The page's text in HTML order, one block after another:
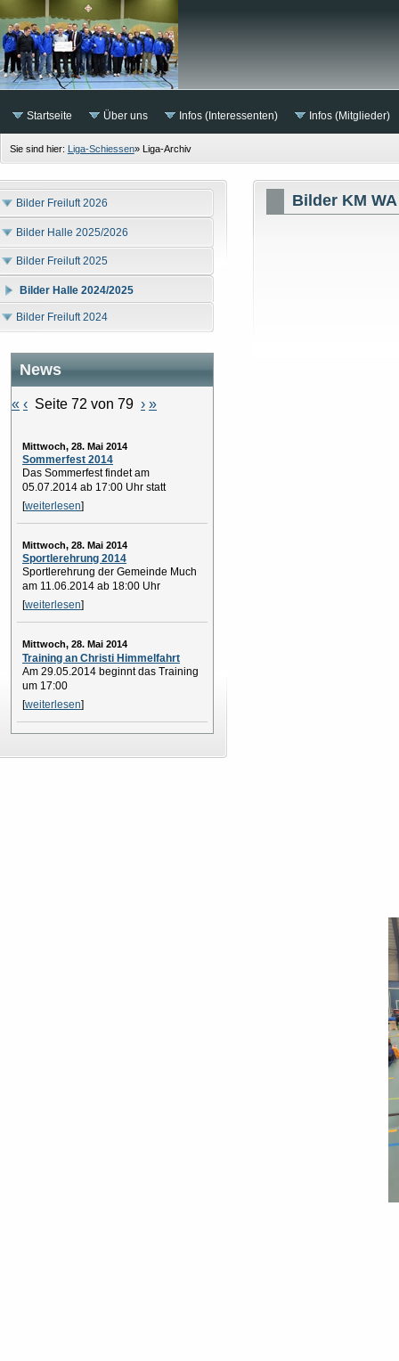
Startseite Über uns Infos (Interessenten) Infos (Mitglieder)
Sie sind hier: Liga-Schiessen» Liga-Archiv
Bilder Freiluft 2026
Bilder Halle 2025/2026
Bilder Freiluft 2025
Bilder Halle 2024/2025
Bilder Freiluft 2024
News
« ‹ Seite 72 von 79 › »
Mittwoch, 28. Mai 2014
Sommerfest 2014
Das Sommerfest findet am
05.07.2014 ab 17:00 Uhr statt
[weiterlesen]
Mittwoch, 28. Mai 2014
Sportlerehrung 2014
Sportlerehrung der Gemeinde Much
am 11.06.2014 ab 18:00 Uhr
[weiterlesen]
Mittwoch, 28. Mai 2014
Training an Christi Himmelfahrt
Am 29.05.2014 beginnt das Training
um 17:00
[weiterlesen]
Bilder KM